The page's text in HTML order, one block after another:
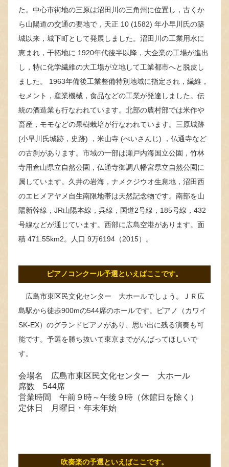
た。中心市街地の三原は沼田川の三角州に位置し，古くか
ら山陽道の交通の要地で，天正 10 (1582) 年小早川氏の築
城以来，城下町として発展しました。沼田川の工業用水に
恵まれ，干拓地に 1920年代後半以降，大企業の工場が進出
し，特に化学繊維の大工場が立地して工業都市へと脱皮し
ました。 1963年備後工業整備特別地域に指定され，繊維，
セメント，産業機械，食品などの工業が発達しました。伝
統の酒造業も行なわれています。北部の農村部では米作や
畜産，モモなどの果樹栽培が行なわれています。三原城跡
(小早川氏城跡，史跡) ，米山寺 (べいさんじ) ，仏通寺など
の古刹があります。市域の一部は瀬戸内海国立公園，竹林
寺用倉山県立自然公園，仏通寺御調八幡宮県立自然公園に
属しています。久井の岩海，ナメクジウオ生息地，沼田西
のエヒメアヤメ自生南限地帯は天然記念物です。南部を山
陽新幹線，JR山陽本線，呉線，国道2号線，185号線，432
号線などが通じています。西部に広島空港があります。面
積 471.55km2。人口 9万6194（2015）。
ピアノコンクール予選といえばここです。
広島市東区民文化センター 大ホールでしょう。ＪＲ広
島駅から徒歩900mの544席のホールです。ピアノ（カワイ
SK‐EX）のグランドピアノがあり、思い出に残る演奏も可
能です。予選を勝ち抜いて東京までがんばってほしいで
す。
会場名 広島市東区民文化センター 大ホール
席数 544席
営業時間 午前９時～午後９時（休館日を除く）
定休日 月曜日・年末年始
吹奏楽の予選といえばここです。